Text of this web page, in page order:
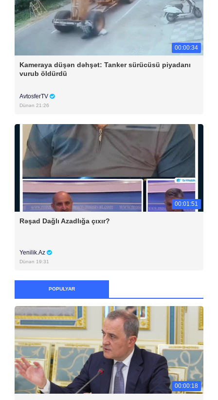
00:00:34
Kameraya düşən dəhşət: Tanker sürücüsü piyadanı
vurub öldürdü
AvtosferTV
Dünən 21:26
00:01:51
Rəşad Dağlı Azadlığa çıxır?
Yenilik.Az
Dünən 19:31
POPULYAR
00:00:18